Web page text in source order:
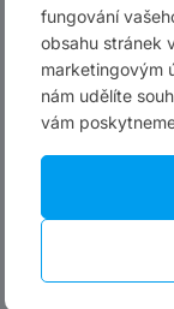
Přední dětská
2 679 Kč
fungování
obsahu stránek
marketingovým
nám udělíte
vám